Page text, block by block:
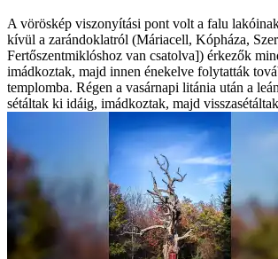
A vöröskép viszonyítási pont volt a falu
kívül a zarándoklatról (Máriacell, Kópháza,
Fertőszentmiklóshoz van csatolva]) érkezők
imádkoztak, majd innen énekelve folytatták
templomba. Régen a vasárnapi litánia után a
sétáltak ki idáig, imádkoztak, majd